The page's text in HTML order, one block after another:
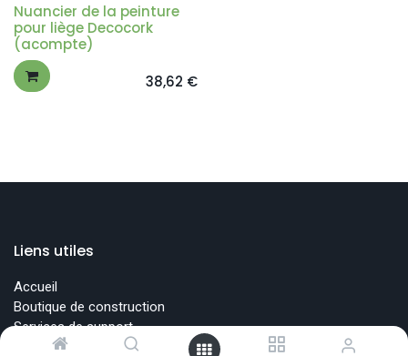
Nuancier de la peinture
pour liège Decocork
(acompte)
38,62 €
Liens utiles
Accueil
Boutique de construction
Services de support
Formations